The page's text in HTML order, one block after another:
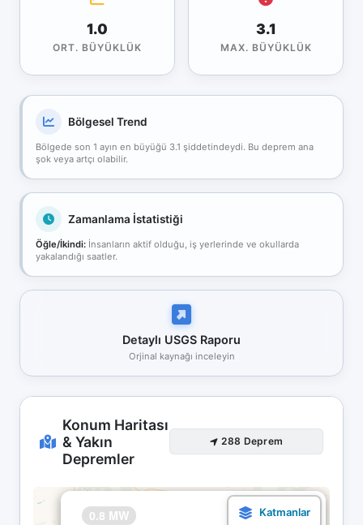
1.0
ORT. BÜYÜKLÜK
3.1
MAX. BÜYÜKLÜK
Bölgesel Trend
Bölgede son 1 ayın en büyüğü 3.1 şiddetindeydi. Bu deprem ana
şok veya artçı olabilir.
Zamanlama İstatistiği
Öğle/İkindi: İnsanların aktif olduğu, iş yerlerinde ve okullarda
yakalandığı saatler.
Detaylı USGS Raporu
Orjinal kaynağı inceleyin
Konum Haritası
& Yakın
Depremler
288 Deprem
0.8 MW 15.04 13:33
×